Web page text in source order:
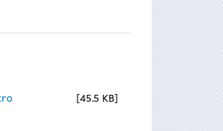
45.5 KB